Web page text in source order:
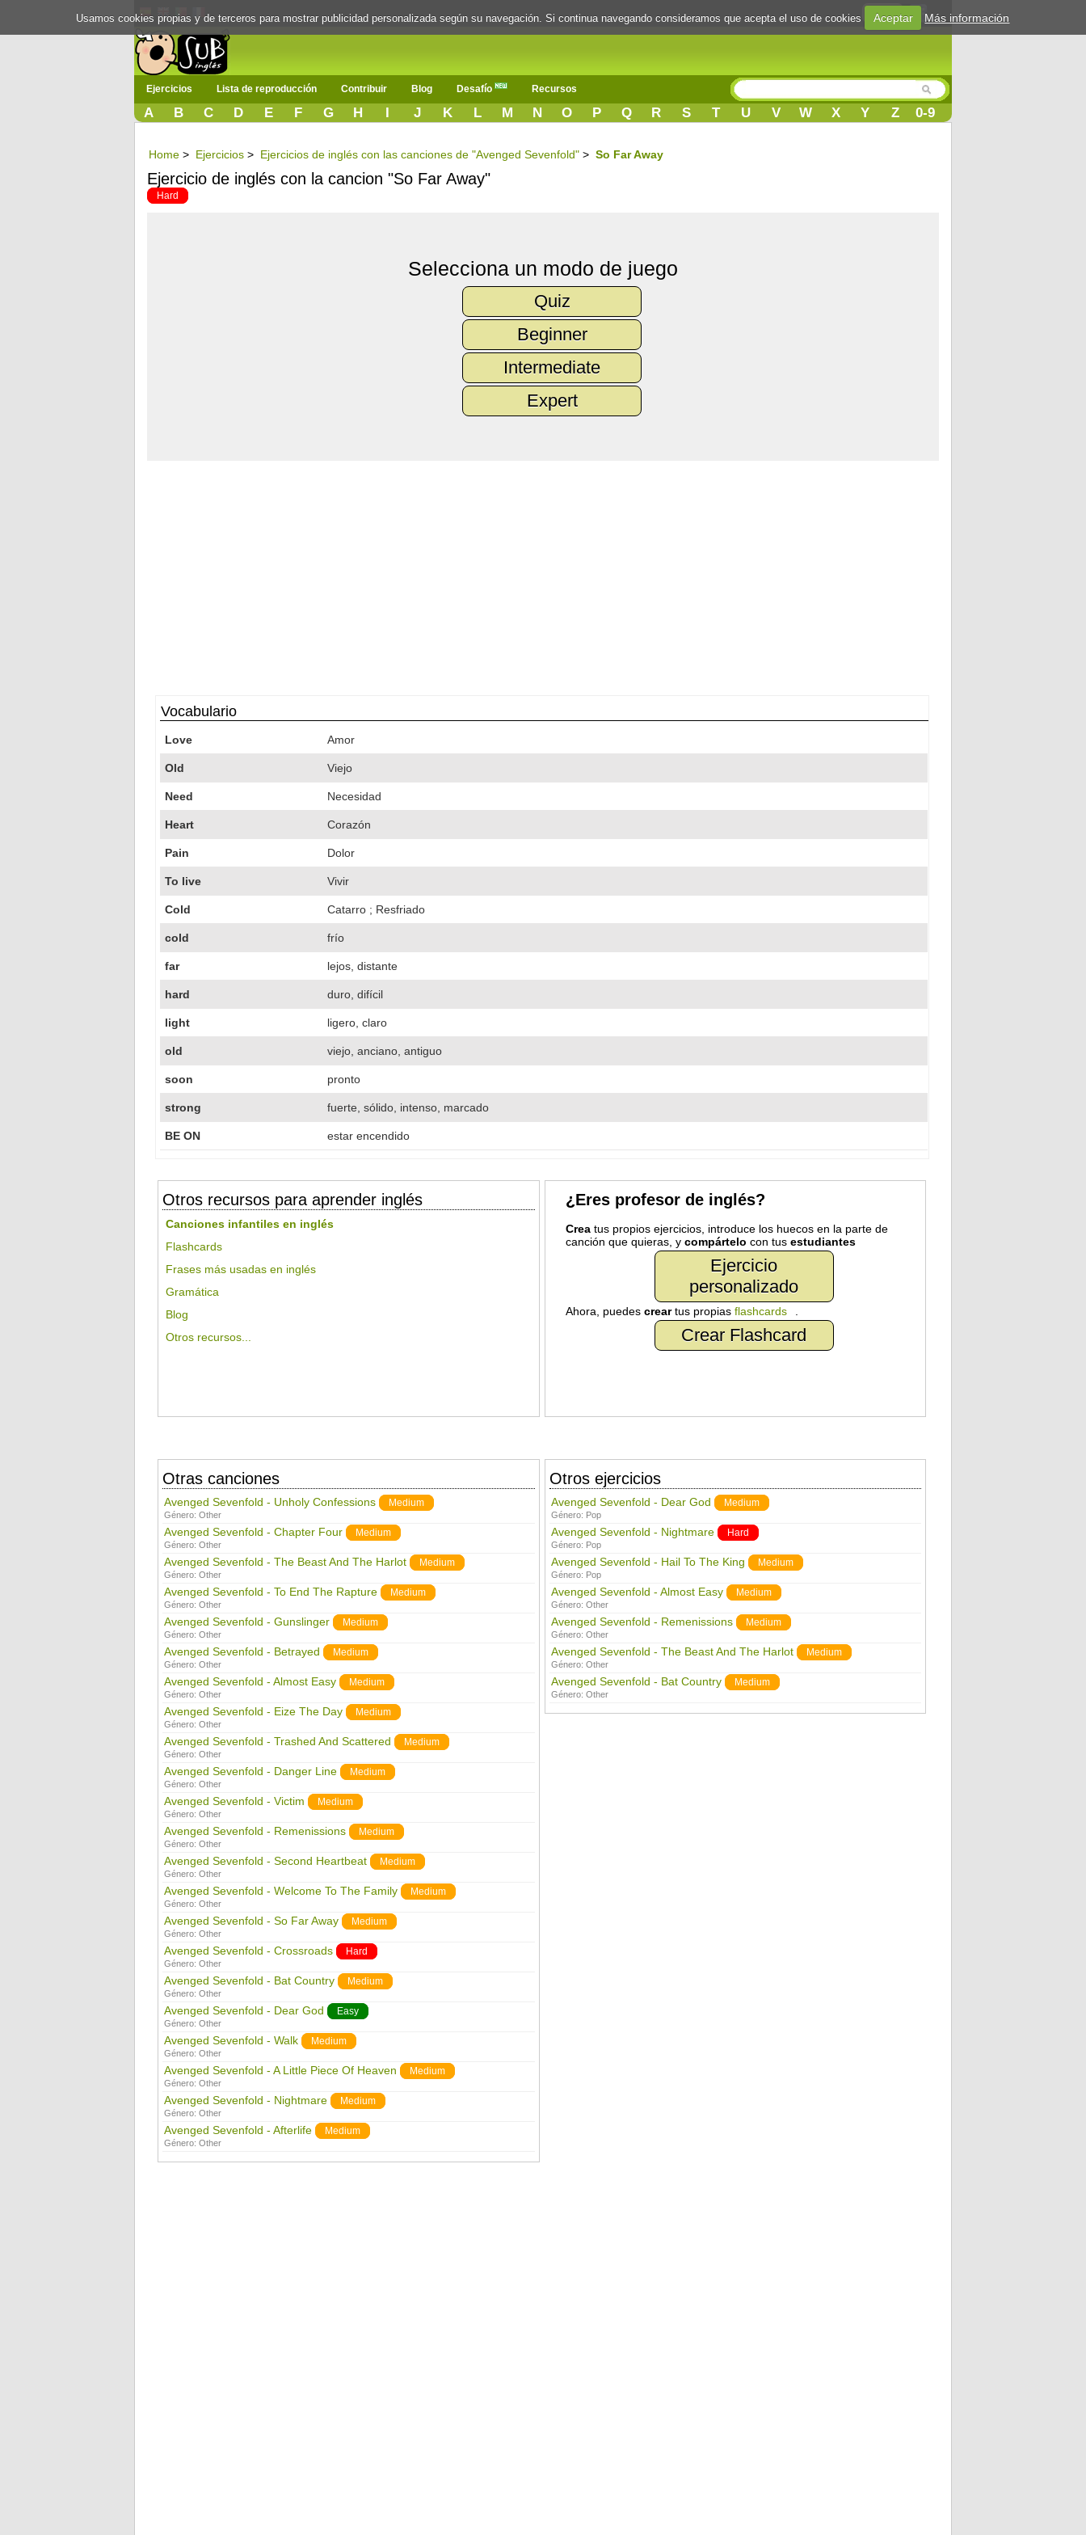
Login
Ejercicios Lista de reproducción Contribuir Blog Desafío Recursos
A B C D E F G H I J K L M N O P Q R S T U V W X Y Z 0-9
Home > Ejercicios > Ejercicios de inglés con las canciones de "Avenged Sevenfold" > So Far Away
Ejercicio de inglés con la cancion "So Far Away"
Hard
Selecciona un modo de juego
Quiz
Beginner
Intermediate
Expert
Vocabulario
Love Amor
Old Viejo
Need Necesidad
Heart Corazón
Pain Dolor
To live Vivir
Cold Catarro ; Resfriado
cold frío
far lejos, distante
hard duro, difícil
light ligero, claro
old viejo, anciano, antiguo
soon pronto
strong fuerte, sólido, intenso, marcado
BE ON estar encendido
Otros recursos para aprender inglés
Canciones infantiles en inglés
Flashcards
Frases más usadas en inglés
Gramática
Blog
Otros recursos...
¿Eres profesor de inglés?
Creatus propios ejercicios, introduce los huecos en la parte de
canción que quieras, y compártelo con tus estudiantes
Ejercicio
personalizado
Ahora, puedes creartus propias flashcards
Crear Flashcard
Otras canciones
Avenged Sevenfold - Unholy Confessions Medium
Género: Other
Avenged Sevenfold - Chapter Four Medium
Género: Other
Avenged Sevenfold - The Beast And The Harlot Medium
Género: Other
Avenged Sevenfold - To End The Rapture Medium
Género: Other
Avenged Sevenfold - Gunslinger Medium
Género: Other
Avenged Sevenfold - Betrayed Medium
Género: Other
Avenged Sevenfold - Almost Easy Medium
Género: Other
Avenged Sevenfold - Eize The Day Medium
Género: Other
Avenged Sevenfold - Trashed And Scattered Medium
Género: Other
Avenged Sevenfold - Danger Line Medium
Género: Other
Avenged Sevenfold - Victim Medium
Género: Other
Avenged Sevenfold - Remenissions Medium
Género: Other
Avenged Sevenfold - Second Heartbeat Medium
Género: Other
Avenged Sevenfold - Welcome To The Family Medium
Género: Other
Avenged Sevenfold - So Far Away Medium
Género: Other
Avenged Sevenfold - Crossroads Hard
Género: Other
Avenged Sevenfold - Bat Country Medium
Género: Other
Avenged Sevenfold - Dear God Easy
Género: Other
Avenged Sevenfold - Walk Medium
Género: Other
Avenged Sevenfold - A Little Piece Of Heaven Medium
Género: Other
Avenged Sevenfold - Nightmare Medium
Género: Other
Avenged Sevenfold - Afterlife Medium
Género: Other
Otros ejercicios
Avenged Sevenfold - Dear God Medium
Género: Pop
Avenged Sevenfold - Nightmare Hard
Género: Pop
Avenged Sevenfold - Hail To The King Medium
Género: Pop
Avenged Sevenfold - Almost Easy Medium
Género: Other
Avenged Sevenfold - Remenissions Medium
Género: Other
Avenged Sevenfold - The Beast And The Harlot Medium
Género: Other
Avenged Sevenfold - Bat Country Medium
Género: Other
Usamos cookies propias y de terceros para mostrar publicidad personalizada según su navegación. Si continua navegando consideramos que acepta el uso de cookies Aceptar Más información